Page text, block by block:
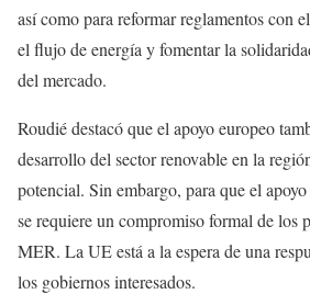
así como para reformar reglamentos con
el flujo de energía y fomentar la
del mercado.
Roudié destacó que el apoyo europeo
desarrollo del sector renovable en la
potencial. Sin embargo, para que el
se requiere un compromiso formal de los
MER. La UE está a la espera de una
los gobiernos interesados.